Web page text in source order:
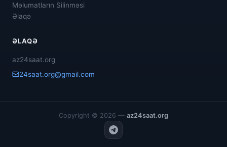
Məlumatların Silinməsi
Əlaqə
ƏLAQƏ
az24saat.org
24saat.org@gmail.com
Copyright © 2026 — az24saat.org